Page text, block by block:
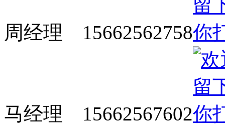
周经理 15662562758
马经理 15662567602